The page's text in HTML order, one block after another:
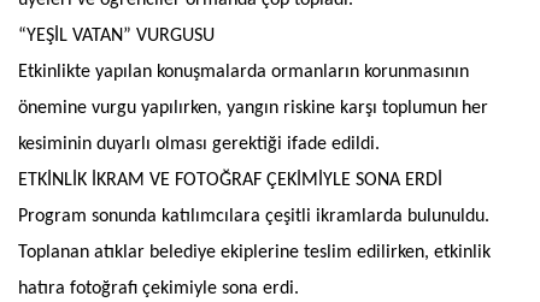
“YEŞİL VATAN” VURGUSU
Etkinlikte yapılan konuşmalarda ormanların korunmasının
önemine vurgu yapılırken, yangın riskine karşı toplumun her
kesiminin duyarlı olması gerektiği ifade edildi.
ETKİNLİK İKRAM VE FOTOĞRAF ÇEKİMİYLE SONA ERDİ
Program sonunda katılımcılara çeşitli ikramlarda bulunuldu.
Toplanan atıklar belediye ekiplerine teslim edilirken, etkinlik
hatıra fotoğrafı çekimiyle sona erdi.